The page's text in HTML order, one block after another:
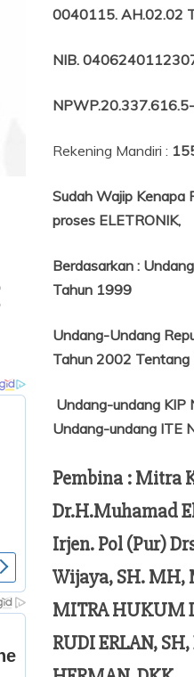
0040115. AH.02.02
NIB.
Rekening Mandiri :
Sudah Wajip Kenapa
proses ELETRONIK,
Berdasarkan :
Tahun 1999
Undang-Undang
Tahun 2002 Tentang
Undang-undang KIP
Undang-undang ITE
Pembina : Mitra
Dr.H.Muhamad
Irjen. Pol (Pur)
Wijaya, SH. MH,
MITRA HUKUM
RUDI ERLAN,